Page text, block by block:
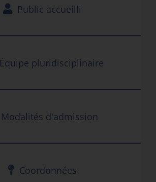
Public accueilli
Équipe pluridisciplinaire
Modalités d'admission
Coordonnées